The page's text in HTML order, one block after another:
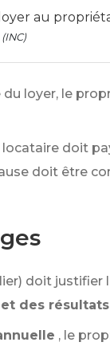
au
du loyer, le
locataire doit
doit être
doit justifier
des
, le